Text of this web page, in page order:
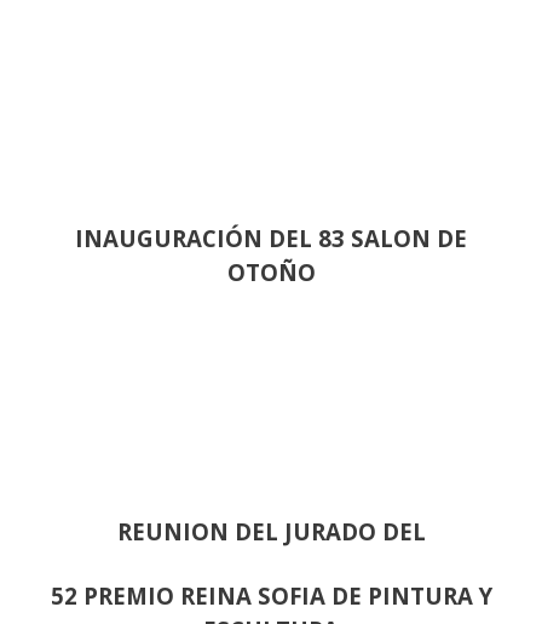
INAUGURACIÓN DEL 83 SALON DE
OTOÑO
REUNION DEL JURADO DEL
52 PREMIO REINA SOFIA DE PINTURA Y